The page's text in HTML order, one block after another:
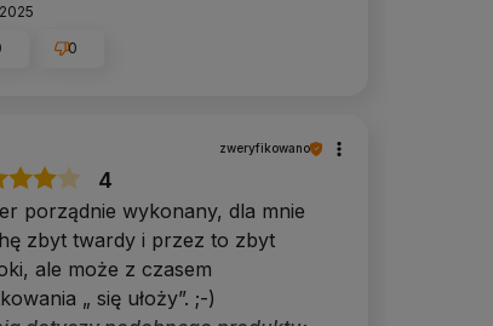
0
zweryfikowano
4
porządnie wykonany, dla mnie
zbyt twardy i przez to zbyt
ale może z czasem
„ się ułoży”. ;-)